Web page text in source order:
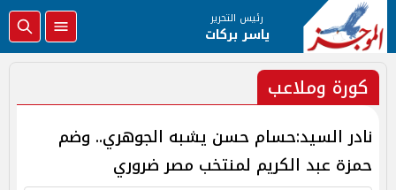
رئيس التحرير
ياسر بركات
كورة وملاعب
نادر السيد:حسام حسن يشبه الجوهري.. وضم
حمزة عبد الكريم لمنتخب مصر ضروري